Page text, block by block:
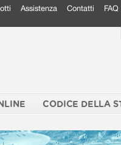
Assistenza Contatti FAQ
CODICE DELLA